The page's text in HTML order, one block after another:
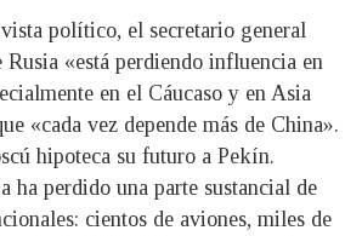
político, el secretario general
Rusia «está perdiendo influencia en
en el Cáucaso y en Asia
«cada vez depende más de China».
hipoteca su futuro a Pekín.
ha perdido una parte sustancial de
cientos de aviones, miles de